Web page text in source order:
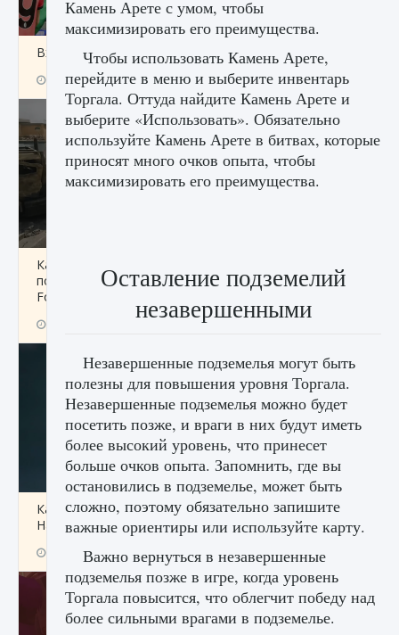
Входят ли «Милан» и «Интер» в EA FC 25
9 августа 2024 2 064 0 1
Как исправить текстовую ошибку
пользовательского интерфейса Delta
Force Hawk Ops
1 945
Как проверить статус сервера Delta Force
Hawk Ops
9 августа 2024 1 286 0 0
Камень Арете с умом, чтобы
максимизировать его преимущества.
Чтобы использовать Камень Арете,
перейдите в меню и выберите инвентарь
Торгала. Оттуда найдите Камень Арете и
выберите «Использовать». Обязательно
используйте Камень Арете в битвах, которые
приносят много очков опыта, чтобы
максимизировать его преимущества.
Оставление подземелий
незавершенными
Незавершенные подземелья могут быть
полезны для повышения уровня Торгала.
Незавершенные подземелья можно будет
посетить позже, и враги в них будут иметь
более высокий уровень, что принесет
больше очков опыта. Запомнить, где вы
остановились в подземелье, может быть
сложно, поэтому обязательно запишите
важные ориентиры или используйте карту.
Важно вернуться в незавершенные
подземелья позже в игре, когда уровень
Торгала повысится, что облегчит победу над
более сильными врагами в подземелье.